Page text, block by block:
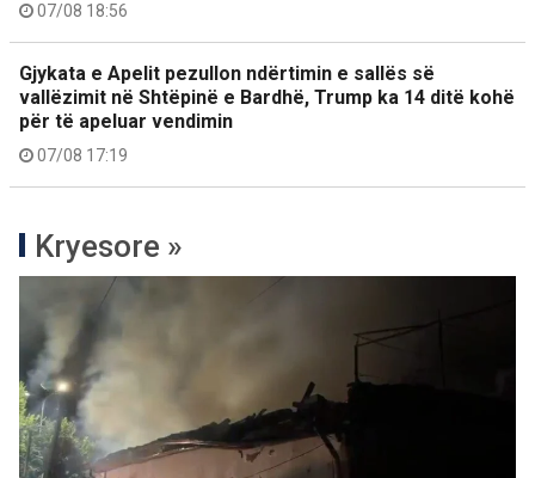
07/08 18:56
Gjykata e Apelit pezullon ndërtimin e sallës së
vallëzimit në Shtëpinë e Bardhë, Trump ka 14 ditë kohë
për të apeluar vendimin
07/08 17:19
Kryesore »